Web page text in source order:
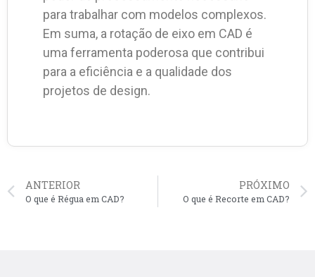
para trabalhar com modelos complexos.
Em suma, a rotação de eixo em CAD é
uma ferramenta poderosa que contribui
para a eficiência e a qualidade dos
projetos de design.
ANTERIOR
O que é Régua em CAD?
PRÓXIMO
O que é Recorte em CAD?